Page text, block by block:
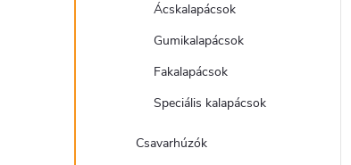
Ácskalapácsok
Gumikalapácsok
Fakalapácsok
Speciális kalapácsok
Csavarhúzók